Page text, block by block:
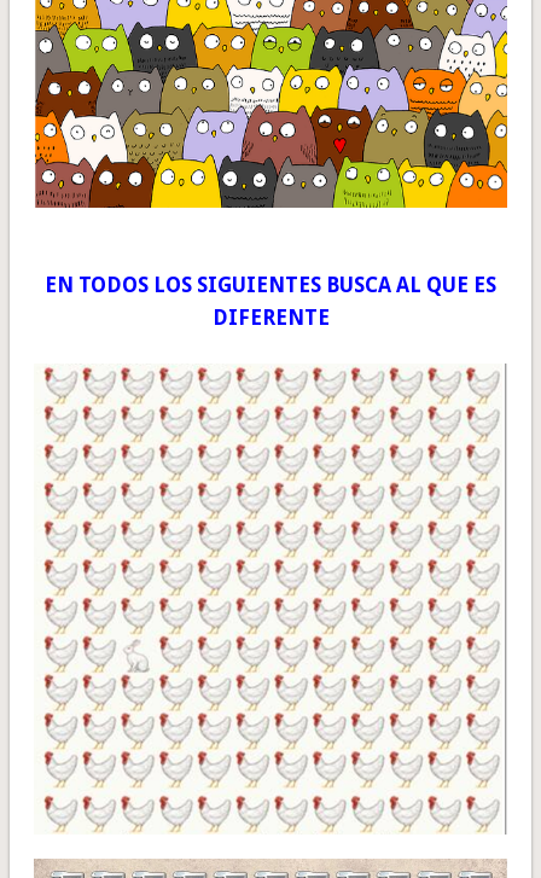
EN TODOS LOS SIGUIENTES BUSCA AL QUE ES
DIFERENTE